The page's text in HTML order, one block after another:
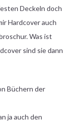
Deckeln doch
Hardcover auch
Was ist
sind sie dann
Büchern der
ja auch den